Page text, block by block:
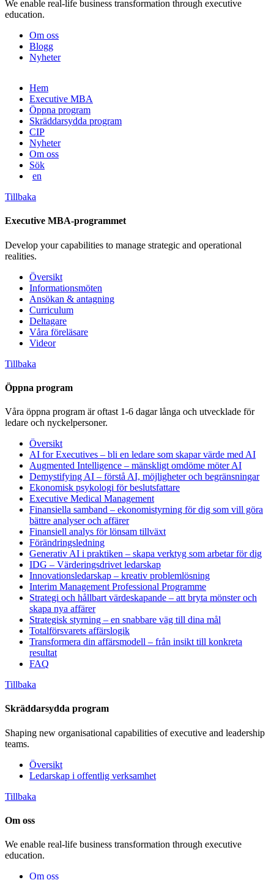
We enable real-life business transformation through executive
education.
Om oss
Blogg
Nyheter
vidare
innehåll
Hem
Executive MBA
Öppna program
Skräddarsydda program
CIP
Nyheter
Om oss
Sök
en
Tillbaka
Executive MBA-programmet
Develop your capabilities to manage strategic and operational
realities.
Översikt
Informationsmöten
Ansökan & antagning
Curriculum
Deltagare
Våra föreläsare
Videor
Tillbaka
Öppna program
Våra öppna program är oftast 1-6 dagar långa och utvecklade för
ledare och nyckelpersoner.
Översikt
AI for Executives – bli en ledare som skapar värde med AI
Augmented Intelligence – mänskligt omdöme möter AI
Demystifying AI – förstå AI, möjligheter och begränsningar
Ekonomisk psykologi för beslutsfattare
Executive Medical Management
Finansiella samband – ekonomistyrning för dig som vill göra
bättre analyser och affärer
Finansiell analys för lönsam tillväxt
Förändringsledning
Generativ AI i praktiken – skapa verktyg som arbetar för dig
IDG – Värderingsdrivet ledarskap
Innovationsledarskap – kreativ problemlösning
Interim Management Professional Programme
Strategi och hållbart värdeskapande – att bryta mönster och
skapa nya affärer
Strategisk styrning – en snabbare väg till dina mål
Totalförsvarets affärslogik
Transformera din affärsmodell – från insikt till konkreta
resultat
FAQ
Tillbaka
Skräddarsydda program
Shaping new organisational capabilities of executive and leadership
teams.
Översikt
Ledarskap i offentlig verksamhet
Tillbaka
Om oss
We enable real-life business transformation through executive
education.
Om oss